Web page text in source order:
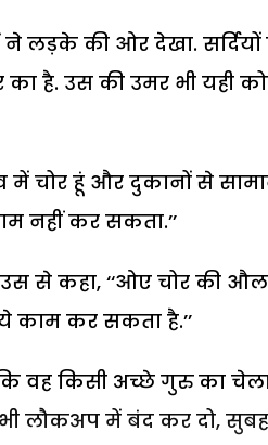
ने लड़के की ओर देखा.
है. उस की उमर भी यही
चोर हूं और दुकानों से
नहीं कर सकता.’’
से कहा, ‘‘ओए चोर की
काम कर सकता है.’’
वह किसी अच्छे गुरु का
लौकअप में बंद कर दो, सुबह